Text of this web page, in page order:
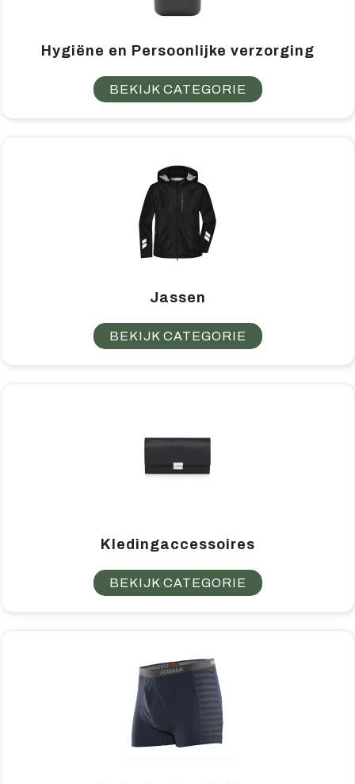
Hygiëne en Persoonlijke verzorging
BEKIJK CATEGORIE
Jassen
BEKIJK CATEGORIE
Kledingaccessoires
BEKIJK CATEGORIE